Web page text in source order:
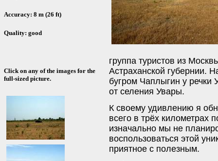
Accuracy: 8 m (26 ft)
Quality: good
Click on any of the images for the
full-sized picture.
группа туристов из
Астраханской губернии.
бугром Чаплыгин у речки
от селения Увары.
К своему удивлению я
всего в трёх километрах
изначально мы не
воспользоваться этой
приятное с полезным.